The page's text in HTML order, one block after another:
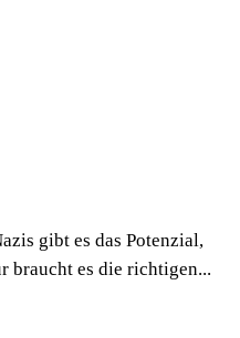
gibt es das Potenzial,
braucht es die richtigen...